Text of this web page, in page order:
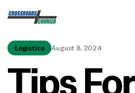
Logistics August 8, 2024
Tips For